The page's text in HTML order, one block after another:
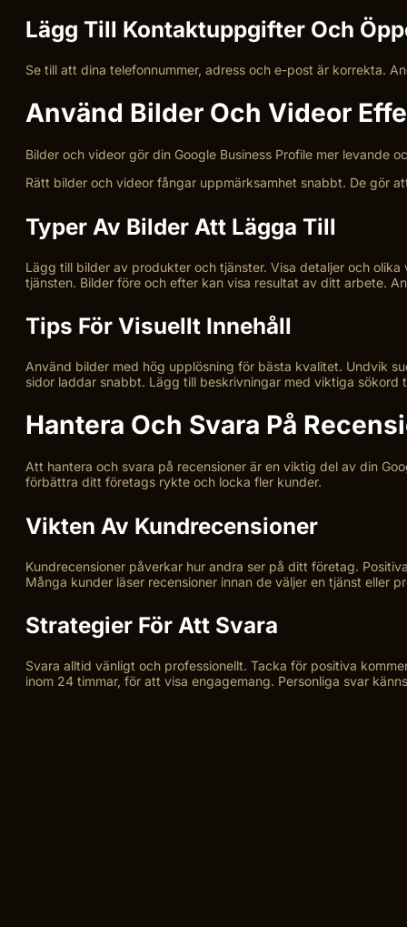
Lägg Till Kontaktuppgifter Och
Se till att dina telefonnummer, adress och e-post är korrekta.
Använd Bilder Och Videor
Bilder och videor gör din Google Business Profile mer
Rätt bilder och videor fångar uppmärksamhet snabbt. De gör
Typer Av Bilder Att Lägga Till
Lägg till bilder av produkter och tjänster. Visa detaljer och
tjänsten. Bilder före och efter kan visa resultat av ditt arbete.
Tips För Visuellt Innehåll
Använd bilder med hög upplösning för bästa kvalitet. Undvik
sidor laddar snabbt. Lägg till beskrivningar med viktiga
Hantera Och Svara På
Att hantera och svara på recensioner är en viktig del av din
förbättra ditt företags rykte och locka fler kunder.
Vikten Av Kundrecensioner
Kundrecensioner påverkar hur andra ser på ditt företag.
Många kunder läser recensioner innan de väljer en tjänst eller
Strategier För Att Svara
Svara alltid vänligt och professionellt. Tacka för positiva
inom 24 timmar, för att visa engagemang. Personliga svar